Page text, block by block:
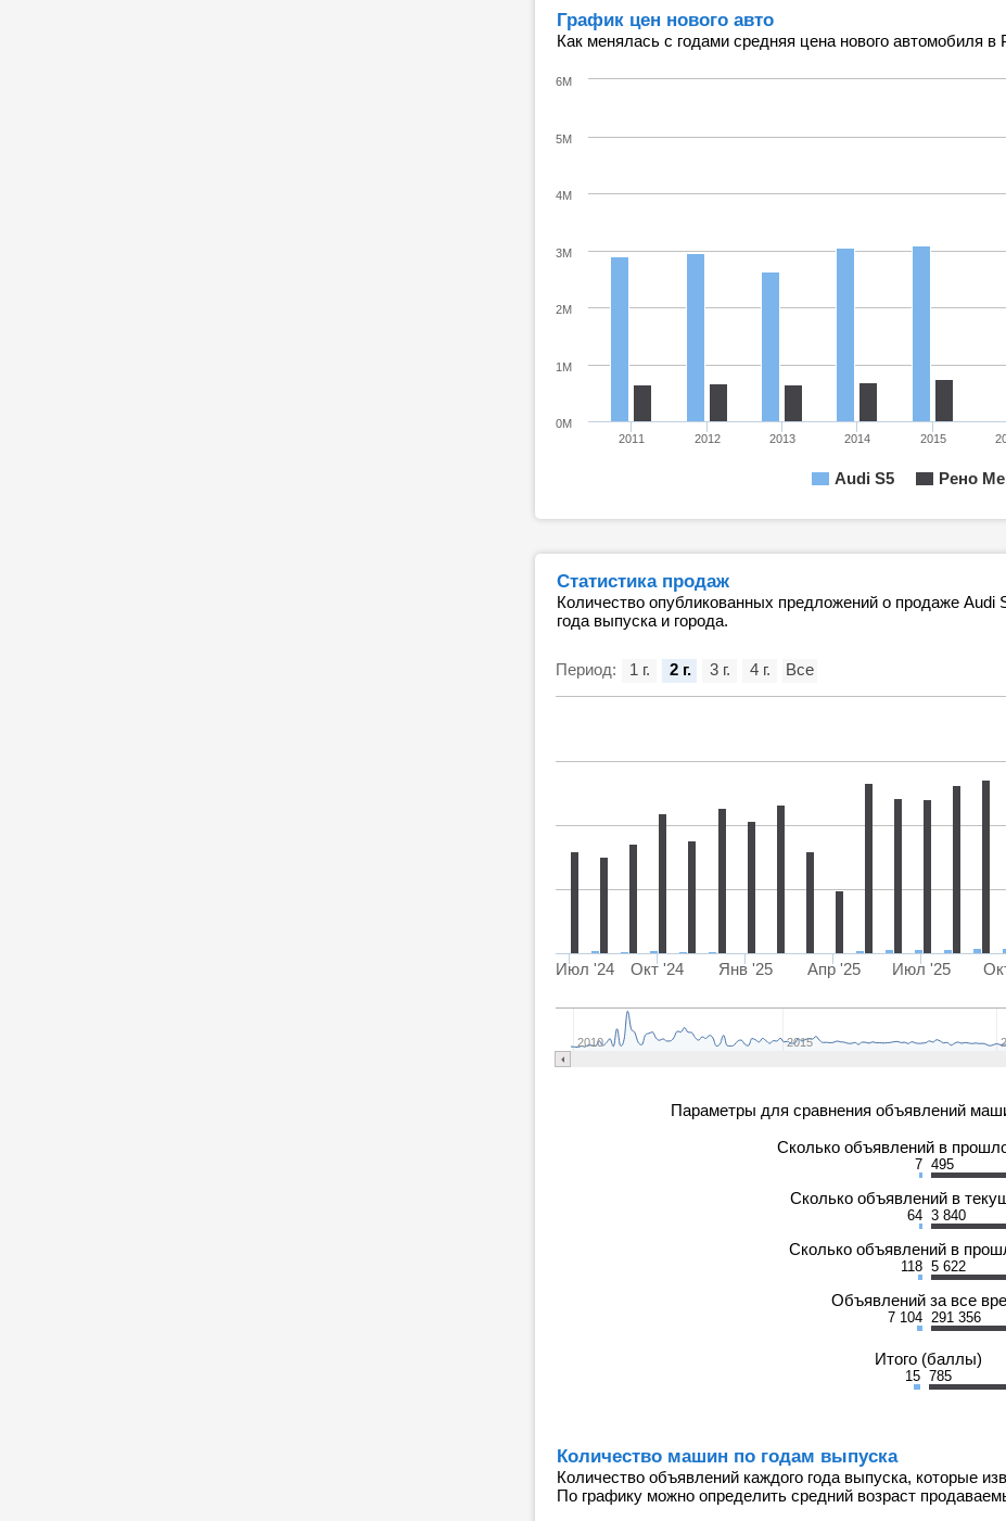
График цен нового авто
Как менялась с годами средняя цена нового автомобиля в
Audi S5 Рено
2011 2012 2013 2014 2015
0M
1M
2M
3M
4M
5M
6M
Статистика продаж
Количество опубликованных предложений о продаже Audi
года выпуска и города.
Период:
Июл '24 Окт '24 Янв '25 Апр '25 Июл '25
2010 2015
1 г. 2 г. 3 г. 4 г. Все
Параметры для сравнения объявлений
Сколько объявлений в
7 495
Сколько объявлений в
64 3 840
Сколько объявлений в
118 5 622
Объявлений за все
7 104 291 356
Итого (баллы)
15 785
Количество машин по годам выпуска
Количество объявлений каждого года выпуска, которые
По графику можно определить средний возраст